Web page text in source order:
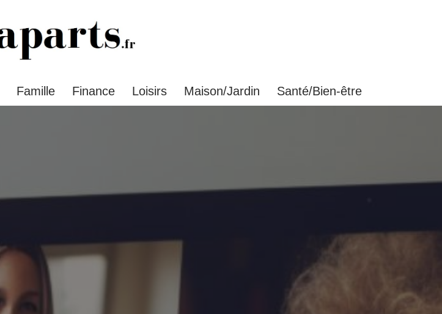
Famille Finance Loisirs Maison/Jardin Santé/Bien-être